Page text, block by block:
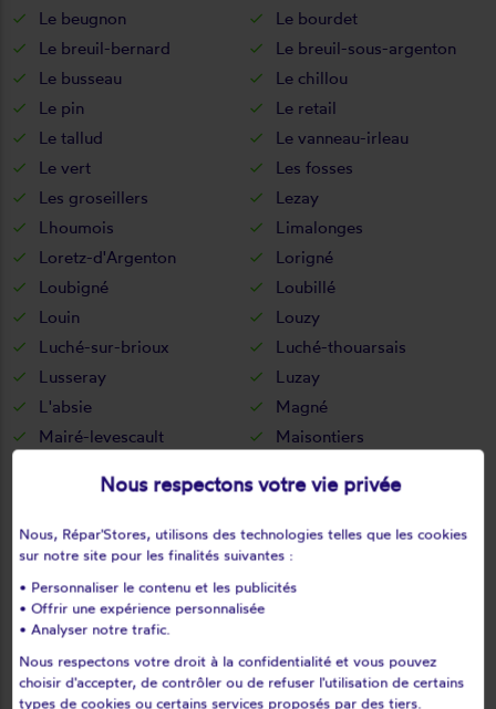
Le beugnon
Le bourdet
Le breuil-bernard
Le breuil-sous-argenton
Le busseau
Le chillou
Le pin
Le retail
Le tallud
Le vanneau-irleau
Le vert
Les fosses
Les groseillers
Lezay
Lhoumois
Limalonges
Loretz-d'Argenton
Lorigné
Loubigné
Loubillé
Louin
Louzy
Luché-sur-brioux
Luché-thouarsais
Lusseray
Luzay
L'absie
Magné
Mairé-levescault
Maisontiers
Mauléon
Mauzé-sur-le-mignon
Mauzé-thouarsais
Mazières-en-gâtine
Mazières-sur-béronne
Melle
Melleran
Ménigoute
Missé
Moncoutant-sur-Sèvre
Montalembert
Nous respectons votre vie privée
Nous, Répar'Stores, utilisons des technologies telles que les cookies
sur notre site pour les finalités suivantes :
• Personnaliser le contenu et les publicités
• Offrir une expérience personnalisée
• Analyser notre trafic.
Nous respectons votre droit à la confidentialité et vous pouvez
choisir d'accepter, de contrôler ou de refuser l'utilisation de certains
types de cookies ou certains services proposés par des tiers.